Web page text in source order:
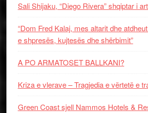
Sali Shijaku, “Diego Rivera” shqiptar i
“Dom Fred Kalaj, mes altarit dhe
e shpresës, kujtesës dhe shërbimit”
A PO ARMATOSET BALLKANI?
Kriza e vlerave – Tragjedia e vërtetë e
Green Coast sjell Nammos Hotels &